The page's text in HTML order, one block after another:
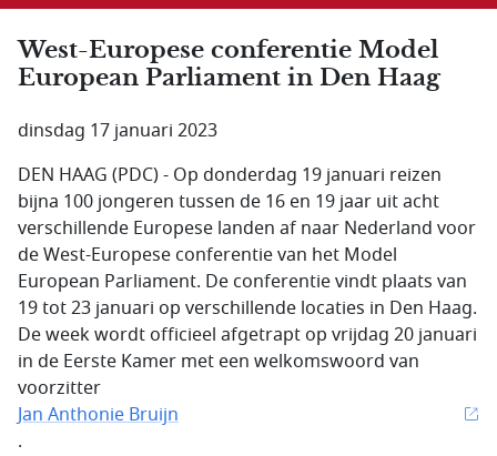
West-Europese conferentie Model
European Parliament in Den Haag
dinsdag 17 januari 2023
DEN HAAG (PDC) - Op donderdag 19 januari reizen
bijna 100 jongeren tussen de 16 en 19 jaar uit acht
verschillende Europese landen af naar Nederland voor
de West-Europese conferentie van het Model
European Parliament. De conferentie vindt plaats van
19 tot 23 januari op verschillende locaties in Den Haag.
De week wordt officieel afgetrapt op vrijdag 20 januari
in de Eerste Kamer met een welkomswoord van
voorzitter
Jan Anthonie Bruijn
.